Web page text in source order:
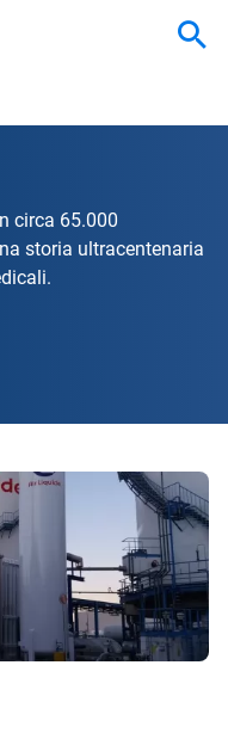
circa 65.000
storia ultracentenaria